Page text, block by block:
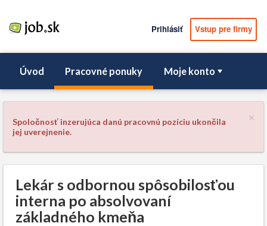
Prihlásiť Vstup pre firmy
Úvod Pracovné ponuky Moje konto
×
Spoločnosť inzerujúca danú pracovnú pozíciu ukončila
jej uverejnenie.
Lekár s odbornou spôsobilosťou
interna po absolvovaní
základného kmeňa